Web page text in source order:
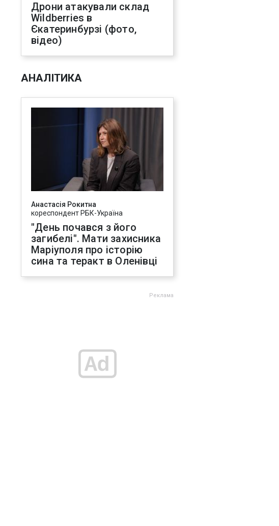
Дрони атакували склад
Wildberries в
Єкатеринбурзі (фото,
відео)
АНАЛІТИКА
Анастасія Рокитна
кореспондент РБК-Україна
"День почався з його
загибелі". Мати захисника
Маріуполя про історію
сина та теракт в Оленівці